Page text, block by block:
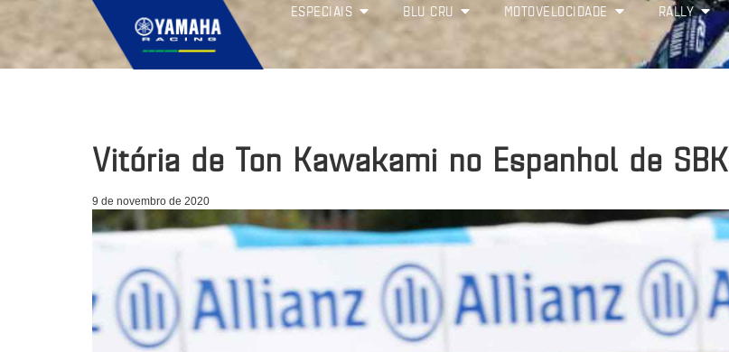
ESPECIAIS BLU CRU MOTOVELOCIDADE RALLY
Vitória de Ton Kawakami no Espanhol de SBK
9 de novembro de 2020